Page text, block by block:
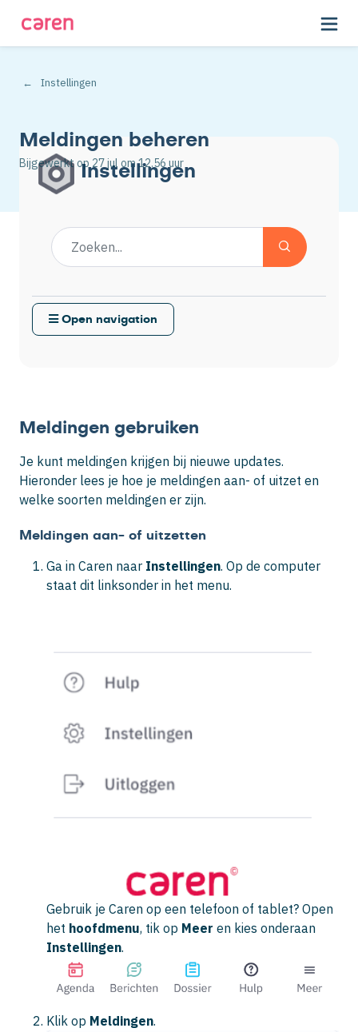
Instellingen
Meldingen beheren
Bijgewerkt op 27 jul om 12.56 uur
Meldingen gebruiken
Je kunt meldingen krijgen bij nieuwe updates.
Hieronder lees je hoe je meldingen aan- of uitzet en
welke soorten meldingen er zijn.
Meldingen aan- of uitzetten
Ga in Caren naar Instellingen. Op de computer
staat dit linksonder in het menu.
Gebruik je Caren op een telefoon of tablet? Open
het hoofdmenu, tik op Meer en kies onderaan
Instellingen.
Klik op Meldingen.
Instellingen
Open navigation